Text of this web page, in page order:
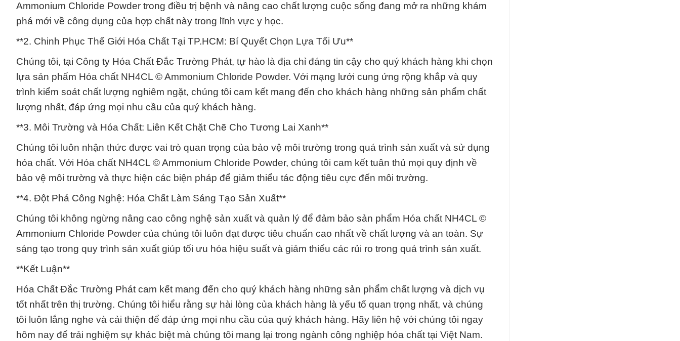
Ammonium Chloride Powder trong điều trị bệnh và nâng cao chất lượng cuộc sống đang mở ra những khám
phá mới về công dụng của hợp chất này trong lĩnh vực y học.
**2. Chinh Phục Thế Giới Hóa Chất Tại TP.HCM: Bí Quyết Chọn Lựa Tối Ưu**
Chúng tôi, tại Công ty Hóa Chất Đắc Trường Phát, tự hào là địa chỉ đáng tin cậy cho quý khách hàng khi chọn
lựa sản phẩm Hóa chất NH4CL © Ammonium Chloride Powder. Với mạng lưới cung ứng rộng khắp và quy
trình kiểm soát chất lượng nghiêm ngặt, chúng tôi cam kết mang đến cho khách hàng những sản phẩm chất
lượng nhất, đáp ứng mọi nhu cầu của quý khách hàng.
**3. Môi Trường và Hóa Chất: Liên Kết Chặt Chẽ Cho Tương Lai Xanh**
Chúng tôi luôn nhận thức được vai trò quan trọng của bảo vệ môi trường trong quá trình sản xuất và sử dụng
hóa chất. Với Hóa chất NH4CL © Ammonium Chloride Powder, chúng tôi cam kết tuân thủ mọi quy định về
bảo vệ môi trường và thực hiện các biện pháp để giảm thiểu tác động tiêu cực đến môi trường.
**4. Đột Phá Công Nghệ: Hóa Chất Làm Sáng Tạo Sản Xuất**
Chúng tôi không ngừng nâng cao công nghệ sản xuất và quản lý để đảm bảo sản phẩm Hóa chất NH4CL ©
Ammonium Chloride Powder của chúng tôi luôn đạt được tiêu chuẩn cao nhất về chất lượng và an toàn. Sự
sáng tạo trong quy trình sản xuất giúp tối ưu hóa hiệu suất và giảm thiểu các rủi ro trong quá trình sản xuất.
**Kết Luận**
Hóa Chất Đắc Trường Phát cam kết mang đến cho quý khách hàng những sản phẩm chất lượng và dịch vụ
tốt nhất trên thị trường. Chúng tôi hiểu rằng sự hài lòng của khách hàng là yếu tố quan trọng nhất, và chúng
tôi luôn lắng nghe và cải thiện để đáp ứng mọi nhu cầu của quý khách hàng. Hãy liên hệ với chúng tôi ngay
hôm nay để trải nghiệm sự khác biệt mà chúng tôi mang lại trong ngành công nghiệp hóa chất tại Việt Nam.